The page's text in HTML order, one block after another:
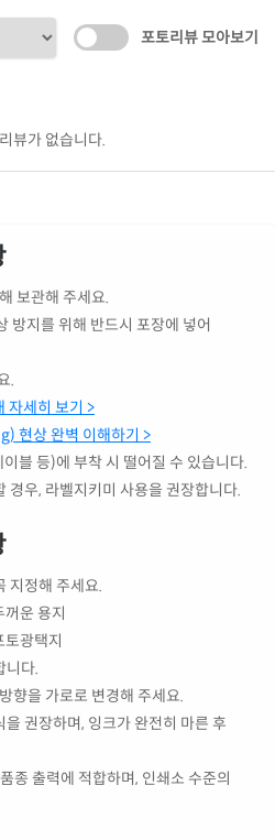
포토리뷰 모아보기
뷰가 없습니다.
보관해 주세요.
지를 위해 반드시 포장에 넣어
.
자세히 보기 >
현상 완벽 이해하기 >
블 등)에 부착 시 떨어질 수 있습니다.
경우, 라벨지키미 사용을 권장합니다.
지정해 주세요.
운 용지
토광택지
니다.
향을 가로로 변경해 주세요.
권장하며, 잉크가 완전히 마른 후
종 출력에 적합하며, 인쇄소 수준의